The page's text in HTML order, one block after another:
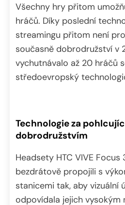
Všechny hry přitom
hráčů. Díky poslední
streamingu přitom není
současně dobrodružství v
vychutnávalo až 20 hráčů
středoevropský
Technologie za
dobrodružstvím
Headsety HTC VIVE Focus
bezdrátově propojili s
stanicemi tak, aby vizuální
odpovídala jejich vysokým